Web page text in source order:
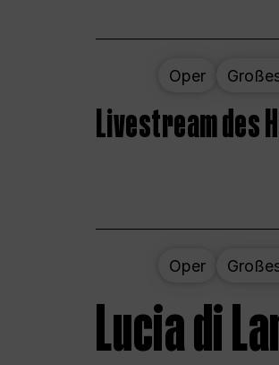
Oper
Livestream
Oper
Lucia di